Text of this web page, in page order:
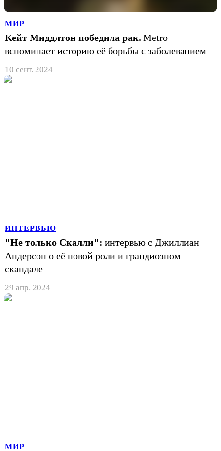
МИР
Кейт Миддлтон победила рак. Metro
вспоминает историю её борьбы с заболеванием
10 сент. 2024
ИНТЕРВЬЮ
"Не только Скалли": интервью с Джиллиан
Андерсон о её новой роли и грандиозном
скандале
29 апр. 2024
МИР